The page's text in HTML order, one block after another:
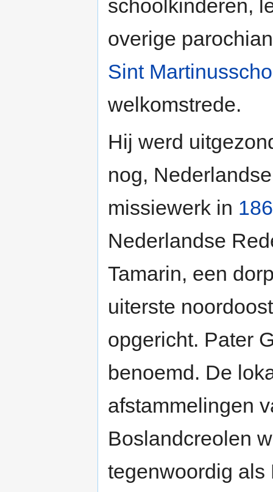
schoolkinderen,
overige
Sint
welkomstrede.
Hij werd
nog,
missiewerk in
Nederlandse
Tamarin, een
uiterste
opgericht. Pater
benoemd. De
afstammelingen
Boslandcreolen
tegenwoordig als